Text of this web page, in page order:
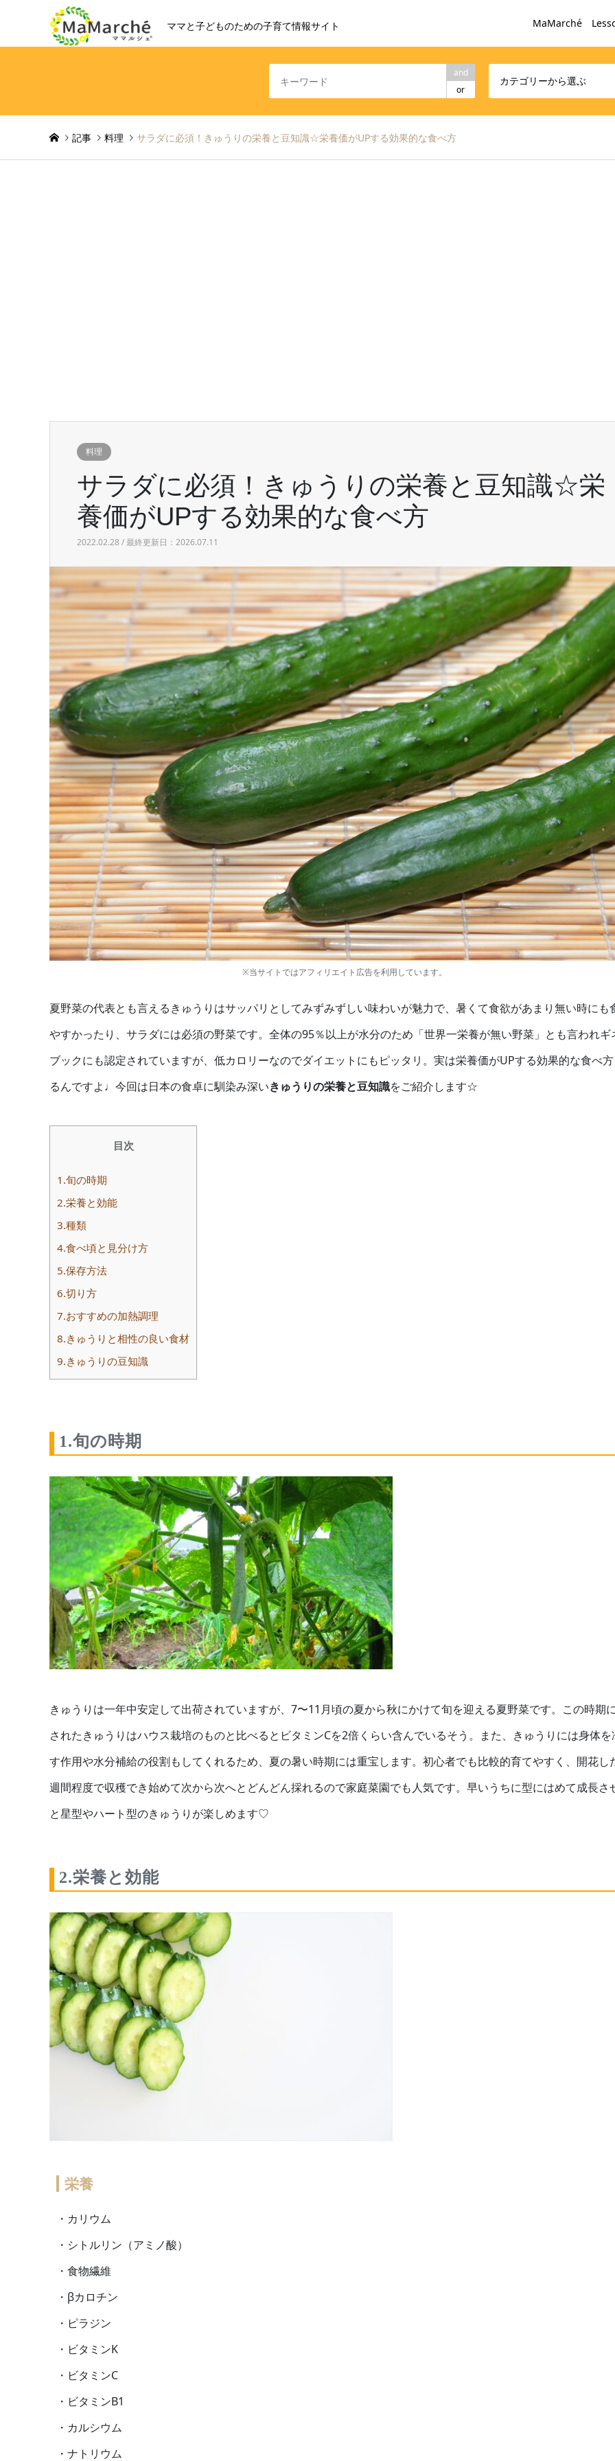
ママと子どものための子育て情報サイト MaMarché
and
or
カテゴリーから選ぶ
記事 料理 サラダに必須！きゅうりの栄養と豆知識☆栄養価がUPする効果的な食べ方
料理
サラダに必須！きゅうりの栄養と豆知識☆栄
養価がUPする効果的な食べ方
2022.02.28 / 最終更新日：2026.07.11
※当サイトではアフィリエイト広告を利用しています。
夏野菜の代表とも言えるきゅうりはサッパリとしてみずみずしい味わいが魅力で、暑くて食欲があまり無い時にも
やすかったり、サラダには必須の野菜です。全体の95％以上が水分のため「世界一栄養が無い野菜」とも言われギ
ブックにも認定されていますが、低カロリーなのでダイエットにもピッタリ。実は栄養価がUPする効果的な食べ
るんですよ♩今回は日本の食卓に馴染み深いきゅうりの栄養と豆知識をご紹介します☆
目次
1.旬の時期
2.栄養と効能
3.種類
4.食べ頃と見分け方
5.保存方法
6.切り方
7.おすすめの加熱調理
8.きゅうりと相性の良い食材
9.きゅうりの豆知識
1.旬の時期
きゅうりは一年中安定して出荷されていますが、7〜11月頃の夏から秋にかけて旬を迎える夏野菜です。この時期
されたきゅうりはハウス栽培のものと比べるとビタミンCを2倍くらい含んでいるそう。また、きゅうりには身体を
す作用や水分補給の役割もしてくれるため、夏の暑い時期には重宝します。初心者でも比較的育てやすく、開花し
週間程度で収穫でき始めて次から次へとどんどん採れるので家庭菜園でも人気です。早いうちに型にはめて成長さ
と星型やハート型のきゅうりが楽しめます♡
2.栄養と効能
栄養
・カリウム
・シトルリン（アミノ酸）
・食物繊維
・βカロチン
・ピラジン
・ビタミンK
・ビタミンC
・ビタミンB1
・カルシウム
・ナトリウム